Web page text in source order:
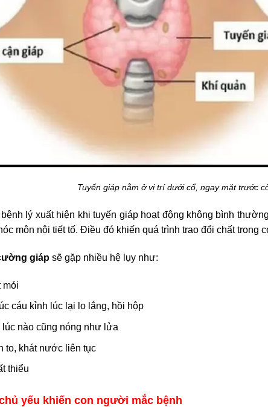
Tuyến giáp nằm ở vị trí dưới cổ, ngay mặt trước
lý xuất hiện khi tuyến giáp hoạt động không bình
môn nội tiết tố. Điều đó khiến quá trình trao đổi chất trong
giápsẽ gặp nhiều hệ lụy như:
mỏi
cáu kỉnh lúc lại lo lắng, hồi hộp
lúc nào cũng nóng như lửa
to, khát nước liên tục
thiểu
yếu khiến con người mắc bệnh